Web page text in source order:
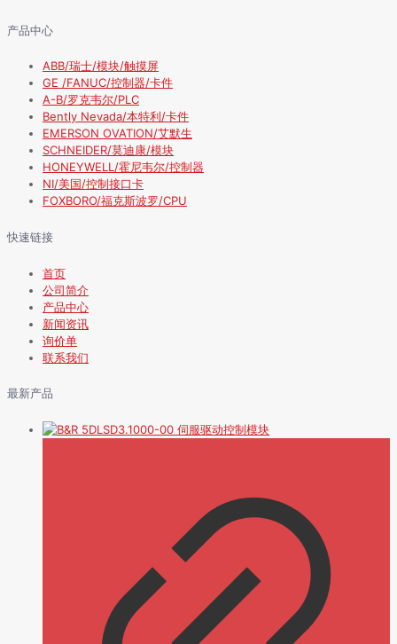
产品中心
ABB/瑞士/模块/触摸屏
GE /FANUC/控制器/卡件
A-B/罗克韦尔/PLC
Bently Nevada/本特利/卡件
EMERSON OVATION/艾默生
SCHNEIDER/莫迪康/模块
HONEYWELL/霍尼韦尔/控制器
NI/美国/控制接口卡
FOXBORO/福克斯波罗/CPU
快速链接
首页
公司简介
产品中心
新闻资讯
询价单
联系我们
最新产品